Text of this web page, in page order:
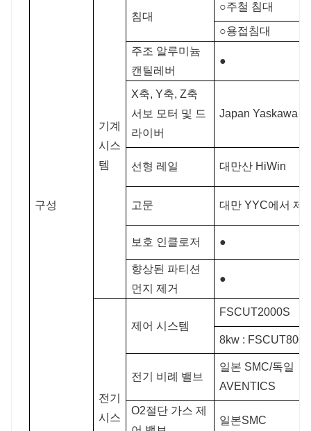
구성
기계
시스
템
침대
○주철 침대
○용접침대
주조 알루미늄
캔틸레버
●
X축, Y축, Z축
서보 모터 및 드
라이버
Japan Yaskawa
선형 레일 대만산 HiWin
고문 대만 YYC에서 제
보호 인클로저 ●
향상된 파티션
먼지 제거
●
전기
시스
제어 시스템
FSCUT2000S
8kw : FSCUT8000
전기 비례 밸브
일본 SMC/독일
AVENTICS
O2절단 가스 제
일본SMC